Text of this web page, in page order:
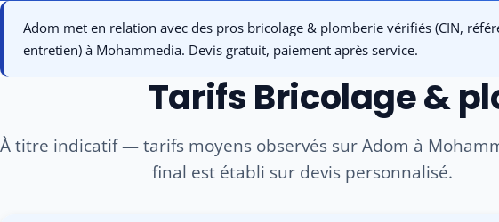
Adom met en relation avec des pros bricolage & plomberie vérifiés (CIN,
entretien) à Mohammedia. Devis gratuit, paiement après service.
Tarifs Bricolage &
À titre indicatif — tarifs moyens observés sur Adom à
final est établi sur devis personnalisé.